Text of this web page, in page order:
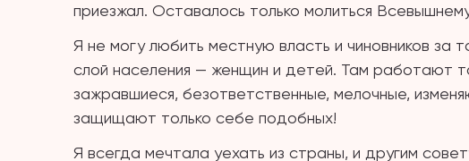
приезжал. Оставалось только молиться
Я не могу любить местную власть и чиновников
слой населения — женщин и детей. Там работают
зажравшиеся, безответственные, мелочные,
защищают только себе подобных!
Я всегда мечтала уехать из страны, и другим